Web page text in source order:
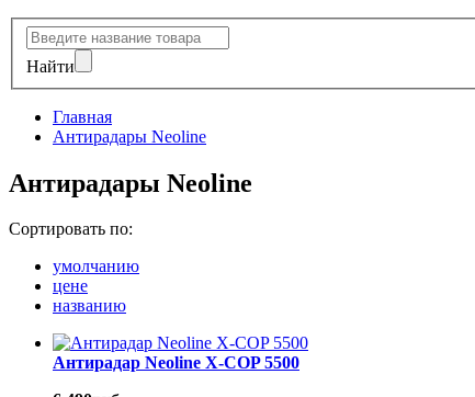
Найти
Главная
Антирадары Neoline
Антирадары Neoline
Сортировать по:
умолчанию
цене
названию
Антирадар Neoline X-COP 5500